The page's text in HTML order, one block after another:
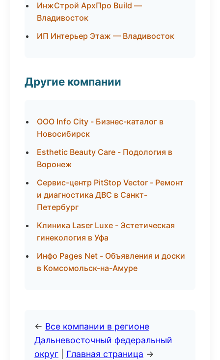
ИнжСтрой АрхПро Build —
Владивосток
ИП Интерьер Этаж — Владивосток
Другие компании
ООО Info City - Бизнес-каталог в
Новосибирск
Esthetic Beauty Care - Подология в
Воронеж
Сервис-центр PitStop Vector - Ремонт
и диагностика ДВС в Санкт-
Петербург
Клиника Laser Luxe - Эстетическая
гинекология в Уфа
Инфо Pages Net - Объявления и доски
в Комсомольск-на-Амуре
← Все компании в регионе
Дальневосточный федеральный
округ
Главная страница →